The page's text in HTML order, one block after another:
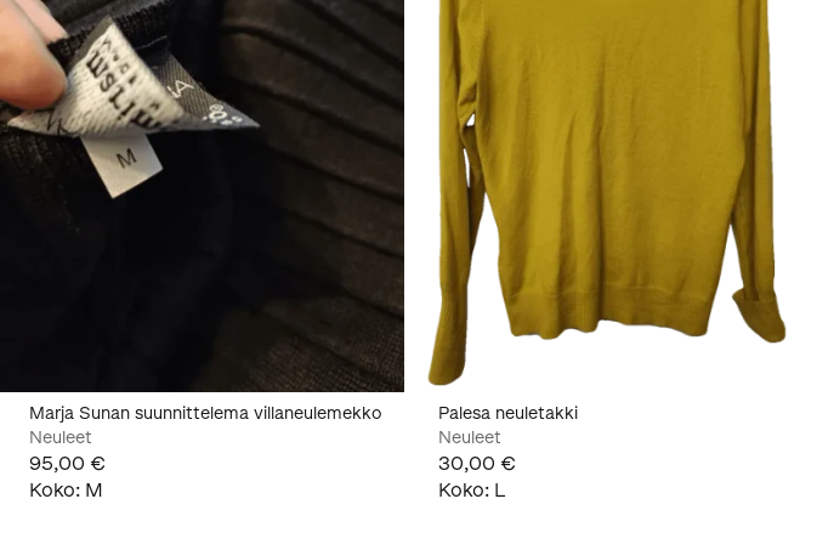
Marja Sunan suunnittelema villaneulemekko
Neuleet
95,00 €
Koko: M
Palesa neuletakki
Neuleet
30,00 €
Koko: L